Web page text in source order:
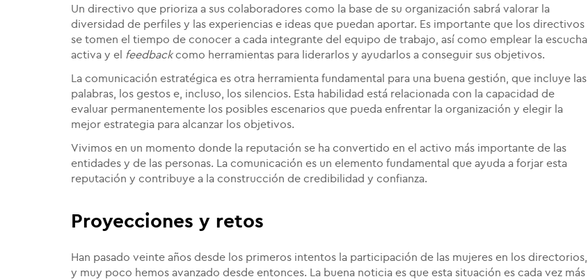
Un directivo que prioriza a sus colaboradores como la base de su organización sabrá valorar la
diversidad de perfiles y las experiencias e ideas que puedan aportar. Es importante que los directivos
se tomen el tiempo de conocer a cada integrante del equipo de trabajo, así como emplear la escucha
activa y el
feedbackcomo herramientas para liderarlos y ayudarlos a conseguir sus objetivos.
La comunicación estratégica es otra herramienta fundamental para una buena gestión, que incluye las
palabras, los gestos e, incluso, los silencios. Esta habilidad está relacionada con la capacidad de
evaluar permanentemente los posibles escenarios que pueda enfrentar la organización y elegir la
mejor estrategia para alcanzar los objetivos.
Vivimos en un momento donde la reputación se ha convertido en el activo más importante de las
entidades y de las personas. La comunicación es un elemento fundamental que ayuda a forjar esta
reputación y contribuye a la construcción de credibilidad y confianza.
Proyecciones y retos
Han pasado veinte años desde los primeros intentos la participación de las mujeres en los directorios,
y muy poco hemos avanzado desde entonces. La buena noticia es que esta situación es cada vez más